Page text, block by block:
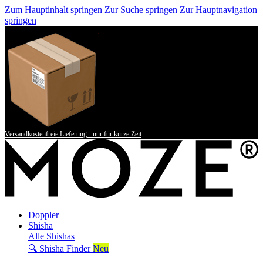
Zum Hauptinhalt springen Zur Suche springen Zur Hauptnavigation
springen
Versandkostenfreie Lieferung - nur für kurze Zeit
Doppler
Shisha
Alle Shishas
🔍 Shisha Finder Neu